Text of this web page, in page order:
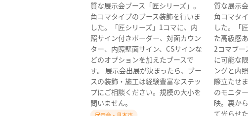
質な展示会ブース「匠シリーズ」。
角コマタイプのブース装飾を行いま
した。「匠シリーズ」1コマに、内
照サイン付きボーダー、対面カウン
ター、内照壁面サイン、CSサインな
どのオプションを加えたブースで
す。 展示会出展が決まったら、ブー
スの装飾・施工は経験豊富なステッ
プにご相談ください。規模の大小を
問いません。
質な展示
角コマタ
した。「
た高級感
2コマブー
に可能な
ングと内
際立たせ
のモニタ
映。裏か
て光らせ